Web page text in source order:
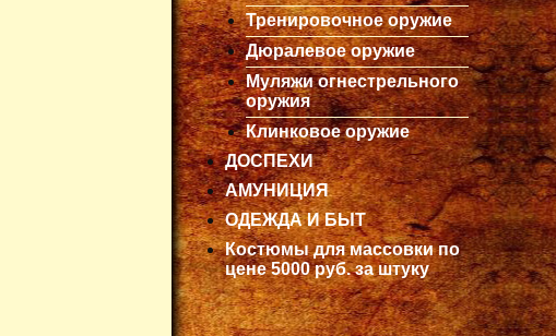
Тренировочное оружие
Дюралевое оружие
Муляжи огнестрельного
оружия
Клинковое оружие
ДОСПЕХИ
АМУНИЦИЯ
ОДЕЖДА И БЫТ
Костюмы для массовки по
цене 5000 руб. за штуку